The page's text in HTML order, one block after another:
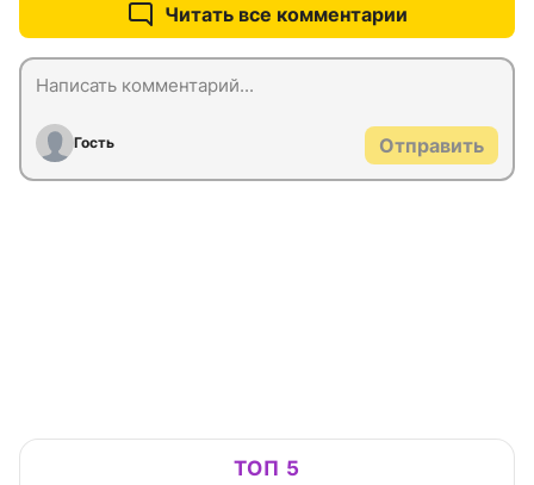
Читать все комментарии
Гость Отправить
ТОП 5